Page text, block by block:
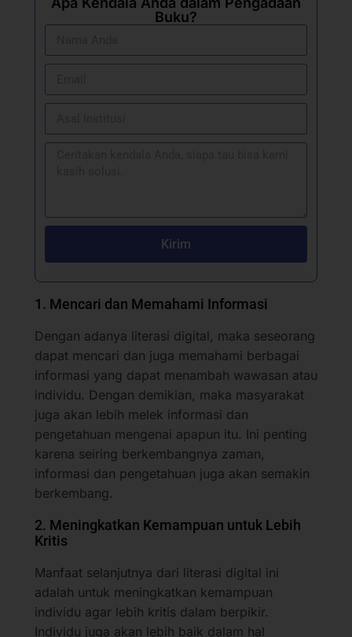
Buku?
Kirim
1. Mencari dan Memahami Informasi
Dengan adanya literasi digital, maka seseorang
dapat mencari dan juga memahami berbagai
informasi yang dapat menambah wawasan atau
individu. Dengan demikian, maka masyarakat
juga akan lebih melek informasi dan
pengetahuan mengenai apapun itu. Ini penting
karena seiring berkembangnya zaman,
informasi dan pengetahuan juga akan semakin
berkembang.
2. Meningkatkan Kemampuan untuk Lebih
Kritis
Manfaat selanjutnya dari literasi digital ini
adalah untuk meningkatkan kemampuan
individu agar lebih kritis dalam berpikir.
Individu juga akan lebih baik dalam hal